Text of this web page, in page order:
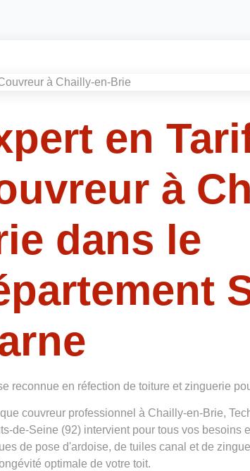
en
à
dans le
reconnue en réfection de toiture et zinguerie
couvreur professionnel à Chailly-en-Brie,
de-Seine (92) intervient pour tous vos besoins
de pose d'ardoise, de tuiles canal et de
optimale de votre toit.